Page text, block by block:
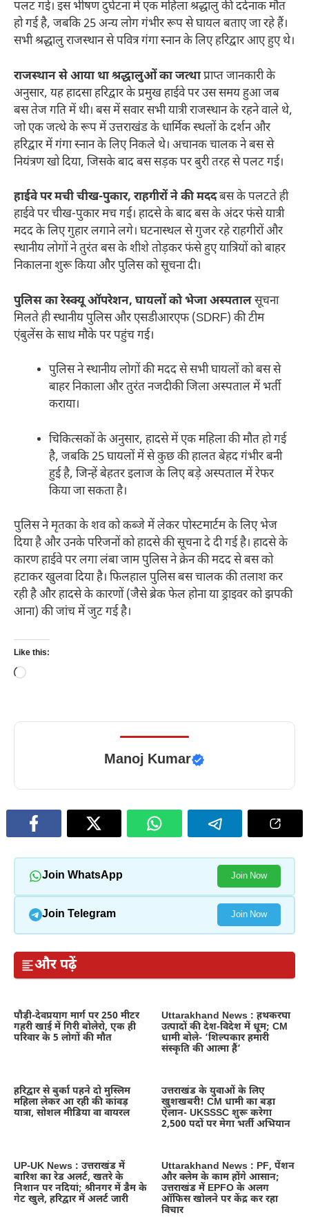
पलट गई। इस भीषण दुर्घटना में एक महिला श्रद्धालु की दर्दनाक मौत
हो गई है, जबकि 25 अन्य लोग गंभीर रूप से घायल बताए जा रहे हैं।
सभी श्रद्धालु राजस्थान से पवित्र गंगा स्नान के लिए हरिद्वार आए हुए थे।
राजस्थान से आया था श्रद्धालुओं का जत्थाप्राप्त जानकारी के
अनुसार, यह हादसा हरिद्वार के प्रमुख हाईवे पर उस समय हुआ जब
बस तेज गति में थी। बस में सवार सभी यात्री राजस्थान के रहने वाले थे,
जो एक जत्थे के रूप में उत्तराखंड के धार्मिक स्थलों के दर्शन और
हरिद्वार में गंगा स्नान के लिए निकले थे। अचानक चालक ने बस से
नियंत्रण खो दिया, जिसके बाद बस सड़क पर बुरी तरह से पलट गई।
हाईवे पर मची चीख-पुकार, राहगीरों ने की मददबस के पलटते ही
हाईवे पर चीख-पुकार मच गई। हादसे के बाद बस के अंदर फंसे यात्री
मदद के लिए गुहार लगाने लगे। घटनास्थल से गुजर रहे राहगीरों और
स्थानीय लोगों ने तुरंत बस के शीशे तोड़कर फंसे हुए यात्रियों को बाहर
निकालना शुरू किया और पुलिस को सूचना दी।
पुलिस का रेस्क्यू ऑपरेशन, घायलों को भेजा अस्पतालसूचना
मिलते ही स्थानीय पुलिस और एसडीआरएफ (SDRF) की टीम
एंबुलेंस के साथ मौके पर पहुंच गई।
पुलिस ने स्थानीय लोगों की मदद से सभी घायलों को बस से
बाहर निकाला और तुरंत नजदीकी जिला अस्पताल में भर्ती
कराया।
चिकित्सकों के अनुसार, हादसे में एक महिला की मौत हो गई
है, जबकि 25 घायलों में से कुछ की हालत बेहद गंभीर बनी
हुई है, जिन्हें बेहतर इलाज के लिए बड़े अस्पताल में रेफर
किया जा सकता है।
पुलिस ने मृतका के शव को कब्जे में लेकर पोस्टमार्टम के लिए भेज
दिया है और उनके परिजनों को हादसे की सूचना दे दी गई है। हादसे के
कारण हाईवे पर लगा लंबा जाम पुलिस ने क्रेन की मदद से बस को
हटाकर खुलवा दिया है। फिलहाल पुलिस बस चालक की तलाश कर
रही है और हादसे के कारणों (जैसे ब्रेक फेल होना या ड्राइवर को झपकी
आना) की जांच में जुट गई है।
Like this:
Loading…
Manoj Kumar
Join WhatsApp Join Now
Join Telegram Join Now
और पढ़ें
पौड़ी-देवप्रयाग मार्ग पर 250 मीटर
गहरी खाई में गिरी बोलेरो, एक ही
परिवार के 5 लोगों की मौत
Uttarakhand News : हथकरघा
उत्पादों की देश-विदेश में धूम; CM
धामी बोले- ‘शिल्पकार हमारी
संस्कृति की आत्मा हैं’
हरिद्वार से बुर्का पहने दो मुस्लिम
महिला लेकर आ रही की कांवड़
यात्रा, सोशल मीडिया वा वायरल
उत्तराखंड के युवाओं के लिए
खुशखबरी! CM धामी का बड़ा
ऐलान- UKSSSC शुरू करेगा
2,500 पदों पर मेगा भर्ती अभियान
UP-UK News : उत्तराखंड में
बारिश का रेड अलर्ट, खतरे के
निशान पर नदियां; श्रीनगर में डैम के
गेट खुले, हरिद्वार में अलर्ट जारी
Uttarakhand News : PF, पेंशन
और क्लेम के काम होंगे आसान;
उत्तराखंड में EPFO के अलग
ऑफिस खोलने पर केंद्र कर रहा
विचार